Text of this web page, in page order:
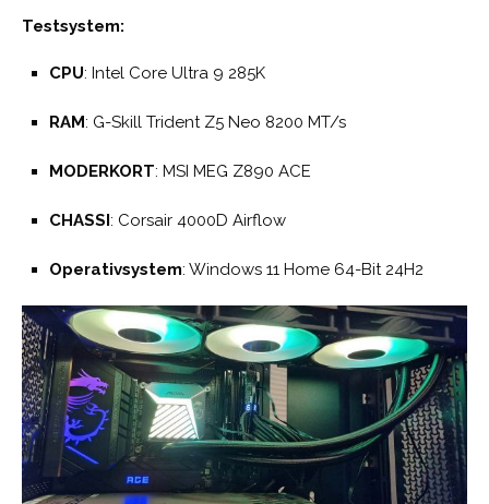
Testsystem:
CPU: Intel Core Ultra 9 285K
RAM: G-Skill Trident Z5 Neo 8200 MT/s
MODERKORT: MSI MEG Z890 ACE
CHASSI: Corsair 4000D Airflow
Operativsystem: Windows 11 Home 64-Bit 24H2